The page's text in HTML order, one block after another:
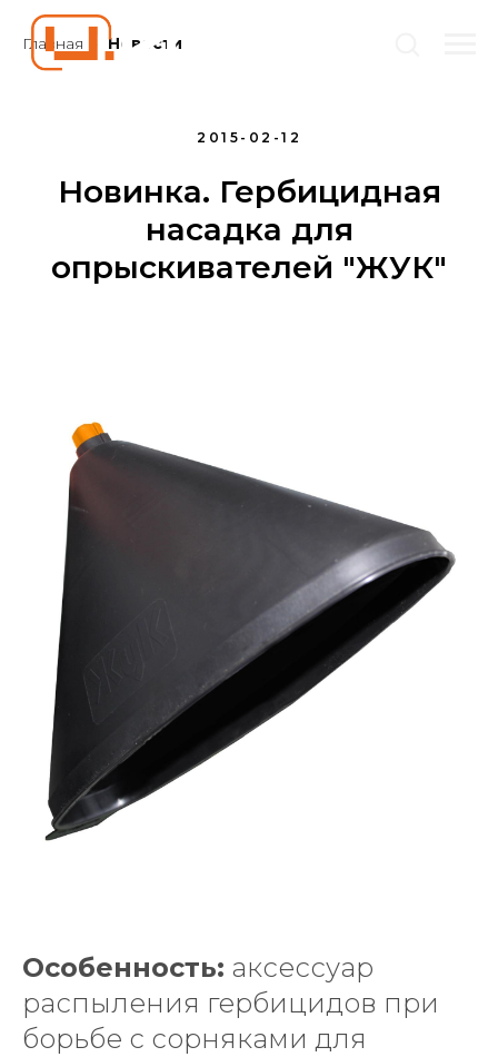
Главная Новости
2015-02-12
Новинка. Гербицидная
насадка для
опрыскивателей "ЖУК"
Особенность: аксессуар
распыления гербицидов при
борьбе с сорняками для